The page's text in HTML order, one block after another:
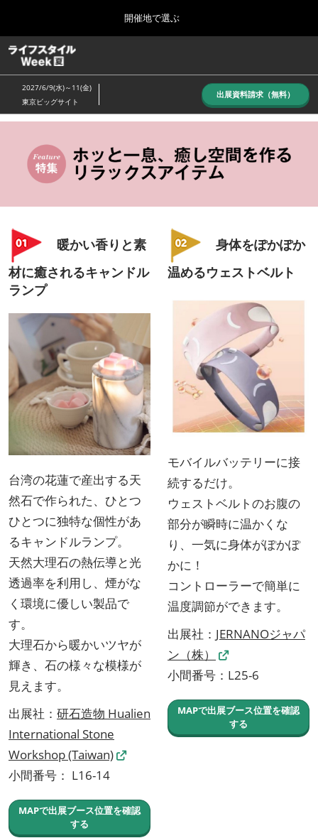
ッ
し
進
to
close
開催地で選ぶ
10月_秋展
東京ビッグサイト/Tokyo Big Sight, Japan
ー
ナ
ー
シ
ョ
を
2027/6/9(水)～11(金)
東京ビッグサイト
出展資料請求（無料）
暖かい香りと素
材に癒されるキャンドル
ランプ
台湾の花蓮で産出する天
然石で作られた、ひとつ
ひとつに独特な個性があ
るキャンドルランプ。
天然大理石の熱伝導と光
透過率を利用し、煙がな
く環境に優しい製品で
す。
大理石から暖かいツヤが
輝き、石の様々な模様が
見えます。
出展社： 研石造物 Hualien
International Stone
Workshop (Taiwan)
小間番号： L16-14
MAPで出展ブース位置を確認
する
身体をぽかぽか
温めるウェストベルト
モバイルバッテリーに接
続するだけ。
ウェストベルトのお腹の
部分が瞬時に温かくな
り、一気に身体がぽかぽ
かに！
コントローラーで簡単に
温度調節ができます。
出展社： JERNANOジャパ
ン（株）
小間番号：L25-6
MAPで出展ブース位置を確認
する